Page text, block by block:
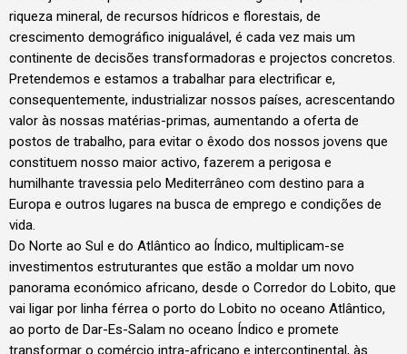
riqueza mineral, de recursos hídricos e florestais, de
crescimento demográfico inigualável, é cada vez mais um
continente de decisões transformadoras e projectos concretos.
Pretendemos e estamos a trabalhar para electrificar e,
consequentemente, industrializar nossos países, acrescentando
valor às nossas matérias-primas, aumentando a oferta de
postos de trabalho, para evitar o êxodo dos nossos jovens que
constituem nosso maior activo, fazerem a perigosa e
humilhante travessia pelo Mediterrâneo com destino para a
Europa e outros lugares na busca de emprego e condições de
vida.
Do Norte ao Sul e do Atlântico ao Índico, multiplicam-se
investimentos estruturantes que estão a moldar um novo
panorama económico africano, desde o Corredor do Lobito, que
vai ligar por linha férrea o porto do Lobito no oceano Atlântico,
ao porto de Dar-Es-Salam no oceano Índico e promete
transformar o comércio intra-africano e intercontinental, às